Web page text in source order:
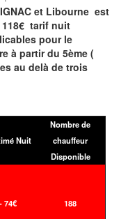
et Libourne est
118€ tarif nuit
pour le
à partir du 5ème (
au delà de trois
Nuit
Nombre de
chauffeur
Disponible
74€ 188